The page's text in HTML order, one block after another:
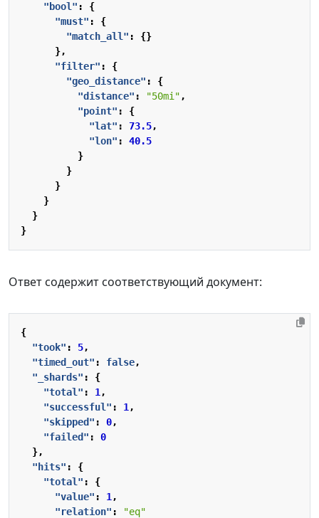
"bool" :
{
"must" :
{
"match_all" :
{}
},
"filter" :
{
"geo_distance" :
{
"distance" : "50mi" ,
"point" :
{
"lat" : 73.5,
"lon" :
40.5
}
}
}
}
}
}
Ответ содержит соответствующий документ:
{
"took" : 5,
"timed_out" : false,
"_shards" :
{
"total" : 1 ,
"successful" : 1 ,
"skipped" : 0,
"failed" :
0
},
"hits" :
{
"total" :
{
"value" : 1 ,
"relation" : "eq"